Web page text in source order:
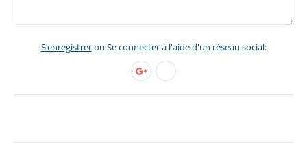
S’enregistrerou Se connecter à l'aide d'un réseau social: